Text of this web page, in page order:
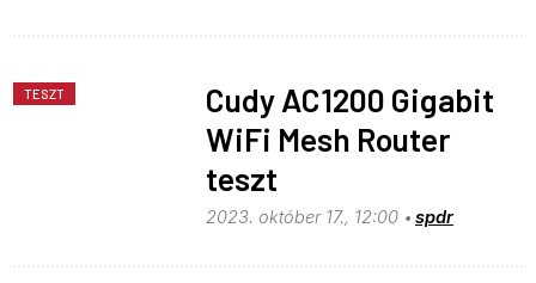
TESZT
Cudy AC1200 Gigabit
WiFi Mesh Router
teszt
2023. október 17., 12:00 spdr